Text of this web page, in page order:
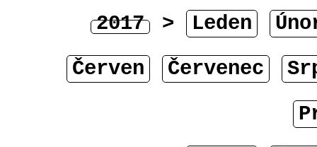
2017 > Leden
Červen
Červenec